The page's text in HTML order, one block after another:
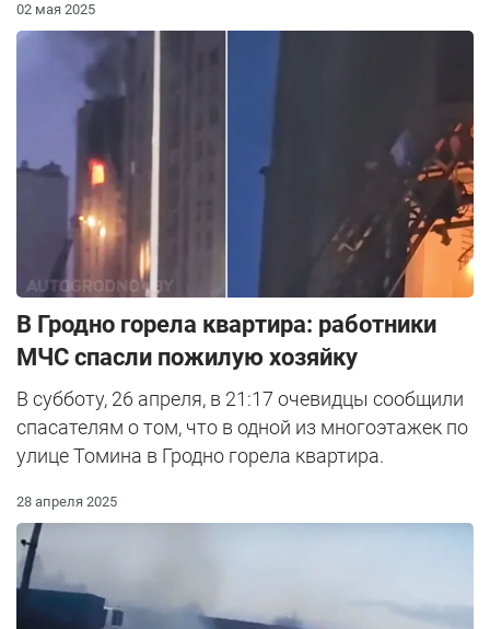
02 мая 2025
В Гродно горела квартира: работники
МЧС спасли пожилую хозяйку
В субботу, 26 апреля, в 21:17 очевидцы сообщили
спасателям о том, что в одной из многоэтажек по
улице Томина в Гродно горела квартира.
28 апреля 2025